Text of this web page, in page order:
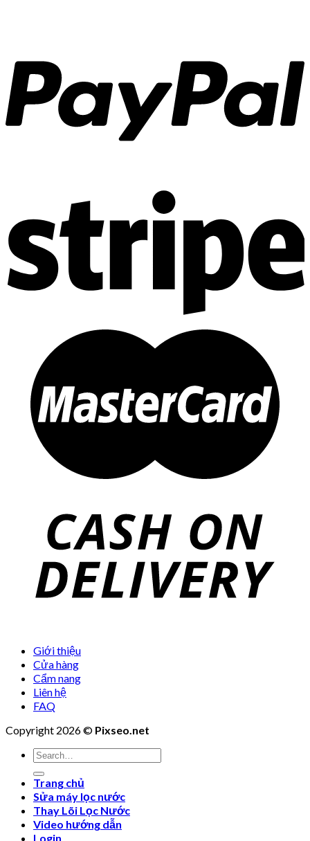
Giới thiệu
Cửa hàng
Cẩm nang
Liên hệ
FAQ
Copyright 2026 © Pixseo.net
Search
for:
Trang chủ
Sửa máy lọc nước
Thay Lõi Lọc Nước
Video hướng dẫn
Login